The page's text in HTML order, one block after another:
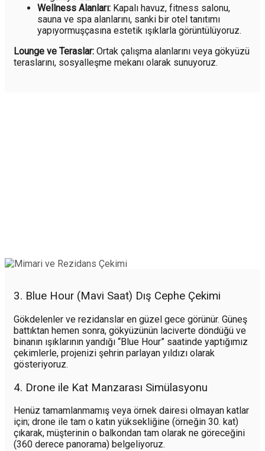
Wellness Alanları: Kapalı havuz, fitness salonu,
sauna ve spa alanlarını, sanki bir otel tanıtımı
yapıyormuşçasına estetik ışıklarla görüntülüyoruz.
Lounge ve Teraslar: Ortak çalışma alanlarını veya gökyüzü
teraslarını, sosyalleşme mekanı olarak sunuyoruz.
3. Blue Hour (Mavi Saat) Dış Cephe Çekimi
Gökdelenler ve rezidanslar en güzel gece görünür. Güneş
battıktan hemen sonra, gökyüzünün laciverte döndüğü ve
binanın ışıklarının yandığı “Blue Hour” saatinde yaptığımız
çekimlerle, projenizi şehrin parlayan yıldızı olarak
gösteriyoruz.
4. Drone ile Kat Manzarası Simülasyonu
Henüz tamamlanmamış veya örnek dairesi olmayan katlar
için; drone ile tam o katın yüksekliğine (örneğin 30. kat)
çıkarak, müşterinin o balkondan tam olarak ne göreceğini
(360 derece panorama) belgeliyoruz.